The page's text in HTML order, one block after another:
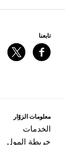
ﺗﺎﺑﻌﻨﺎ
ﻣﻌﻠﻮﻣﺎﺕ اﻟﺰﻭّاﺭ
اﻟﺨﺪﻣﺎﺕ
ﺧﺮﻳﻄﺔ اﻟﻤﻮﻝ